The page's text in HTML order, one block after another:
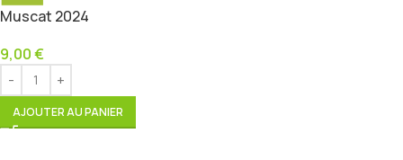
Muscat 2024
9,00€
AJOUTER AU PANIER